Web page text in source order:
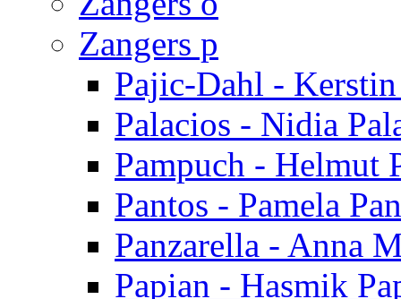
Zangers p
Pajic-Dahl -
Palacios - Nidia
Pampuch - Helmut
Pantos - Pamela
Panzarella - Anna
Papian - Hasmik